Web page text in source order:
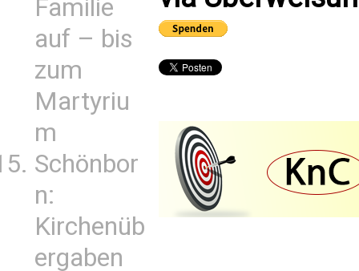
Familie
auf – bis
zum
Martyriu
m
Schönbor
n:
Kirchenüb
ergaben